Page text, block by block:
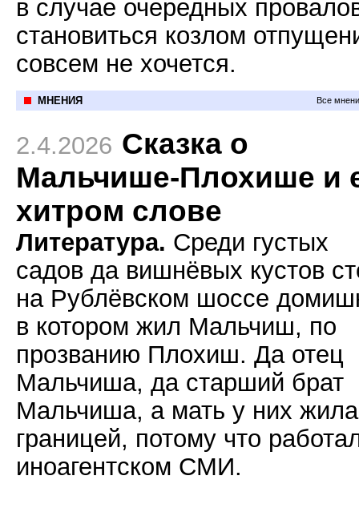
в случае очередных
становиться козлом
совсем не хочется.
МНЕНИЯ Все
2.4.2026 Сказка о
Мальчише-Плохише и
хитром слове
Литература. Среди густых
садов да вишнёвых кустов
на Рублёвском шоссе
в котором жил Мальчиш, по
прозванию Плохиш. Да отец
Мальчиша, да старший брат
Мальчиша, а мать у них
границей, потому что
иноагентском СМИ.